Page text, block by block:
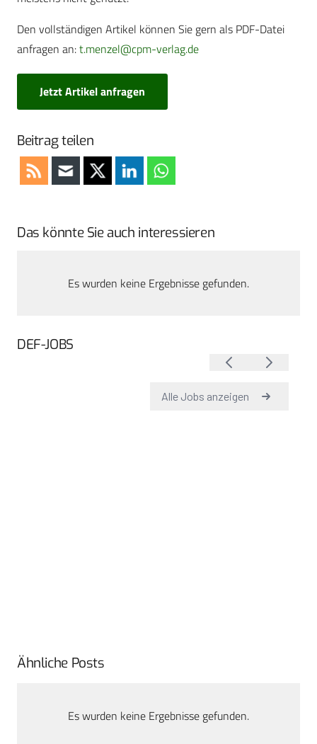
Den vollständigen Artikel können Sie gern als PDF-Datei
anfragen an:t.menzel@cpm-verlag.de
Jetzt Artikel anfragen
Beitrag teilen
Das könnte Sie auch interessieren
Es wurden keine Ergebnisse gefunden.
DEF-JOBS
Ähnliche Posts
Es wurden keine Ergebnisse gefunden.